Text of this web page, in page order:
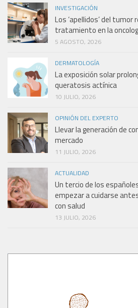
INVESTIGACIÓN
Los ‘apellidos’ del tumor
tratamiento en la
5 AGOSTO, 2026
DERMATOLOGÍA
La exposición solar
queratosis actínica
10 JULIO, 2026
OPINIÓN DEL EXPERTO
Llevar la generación de
mercado
11 JULIO, 2026
ACTUALIDAD
Un tercio de los
empezar a cuidarse
con salud
13 JULIO, 2026